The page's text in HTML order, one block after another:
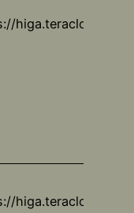
higa.teracloud.jp/
higa.teracloud.jp/